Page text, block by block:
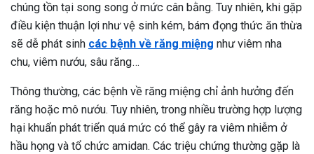
chúng tồn tại song song ở mức cân bằng. Tuy nhiên, khi gặp
điều kiện thuận lợi như vệ sinh kém, bám đọng thức ăn thừa
sẽ dễ phát sinh các bệnh về răng miệng như viêm nha
chu, viêm nướu, sâu răng…
Thông thường, các bệnh về răng miệng chỉ ảnh hưởng đến
răng hoặc mô nướu. Tuy nhiên, trong nhiều trường hợp lượng
hại khuẩn phát triển quá mức có thể gây ra viêm nhiễm ở
hầu họng và tổ chức amidan. Các triệu chứng thường gặp là